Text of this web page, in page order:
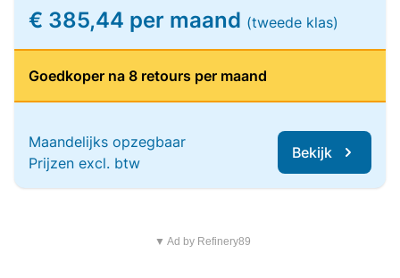
€ 385,44 per maand (tweede klas)
Goedkoper na 8 retours per maand
Maandelijks opzegbaar
Prijzen excl. btw
Bekijk
▼ Ad by Refinery89